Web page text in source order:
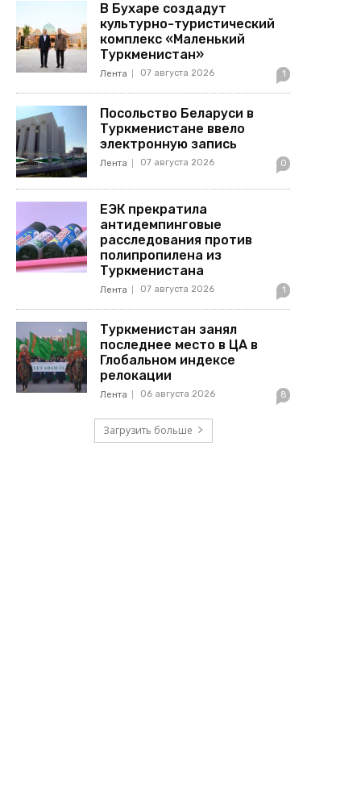
В Бухаре создадут
культурно-туристический
комплекс «Маленький
Туркменистан»
Лента 07 августа 2026 1
Посольство Беларуси в
Туркменистане ввело
электронную запись
Лента 07 августа 2026 0
ЕЭК прекратила
антидемпинговые
расследования против
полипропилена из
Туркменистана
Лента 07 августа 2026 1
Туркменистан занял
последнее место в ЦА в
Глобальном индексе
релокации
Лента 06 августа 2026 8
Загрузить больше